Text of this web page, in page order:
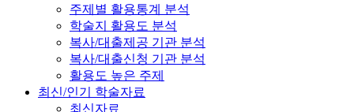
주제별 활용통계 분석
학술지 활용도 분석
복사/대출제공 기관 분석
복사/대출신청 기관 분석
활용도 높은 주제
최신/인기 학술자료
최신자료